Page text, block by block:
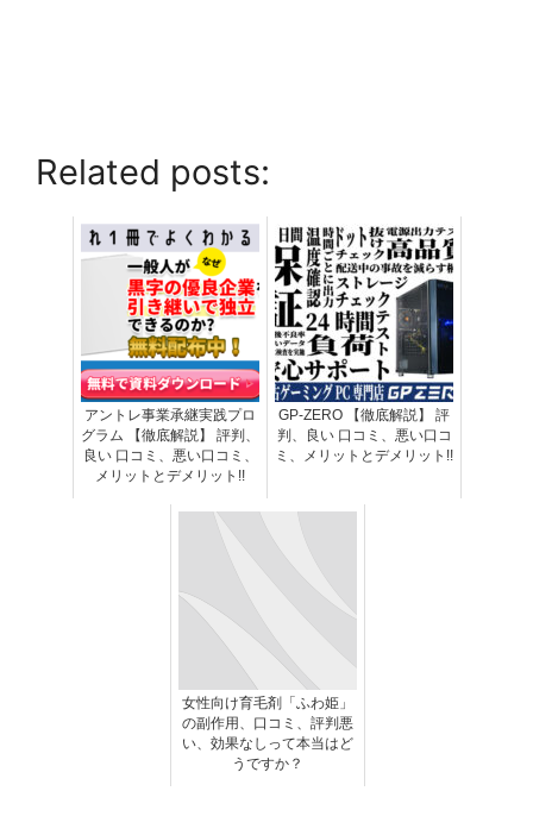
Related posts:
アントレ事業承継実践プロ
グラム 【徹底解説】 評判、
良い 口コミ、悪い口コミ、
メリットとデメリット!!
GP-ZERO 【徹底解説】 評
判、良い 口コミ、悪い口コ
ミ、メリットとデメリット!!
女性向け育毛剤「ふわ姫」
の副作用、口コミ、評判悪
い、効果なしって本当はど
うですか？